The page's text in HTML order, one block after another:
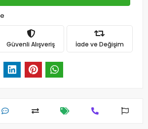
Güvenli Alışveriş İade ve Değişim